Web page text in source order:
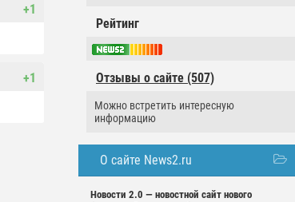
Рейтинг
Отзывы о сайте (507)
Можно встретить интересную
информацию
О сайте News2.ru
Новости 2.0 — новостной сайт нового
+1
+1